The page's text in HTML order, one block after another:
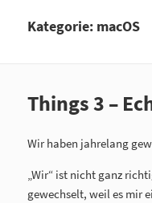
Kategorie: macOS
Things 3 –
Wir haben jahrelang
„Wir“ ist nicht ganz
gewechselt, weil es mir